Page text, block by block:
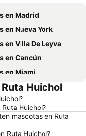
en Madrid
en Nueva York
en Villa De Leyva
en Cancún
en Miami
en París
en Villavicencio
en Orlando
en Girardot
Huichol
Huichol?
mascotas en Ruta
Ruta Huichol?